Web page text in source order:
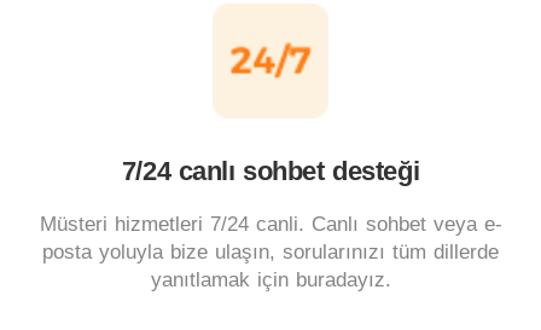
7/24 canlı sohbet desteği
Müsteri hizmetleri 7/24 canli. Canlı sohbet veya e-
posta yoluyla bize ulaşın, sorularınızı tüm dillerde
yanıtlamak için buradayız.